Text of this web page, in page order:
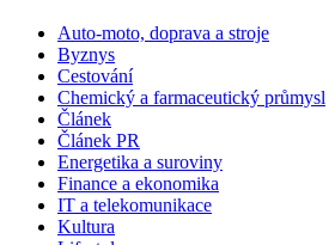
Auto-moto, doprava a stroje
Byznys
Cestování
Chemický a farmaceutický průmysl
Článek
Článek PR
Energetika a suroviny
Finance a ekonomika
IT a telekomunikace
Kultura